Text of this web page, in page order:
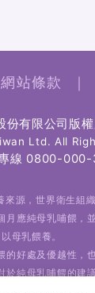
網站條款 ｜
份有限公司版
Ltd. All
線 0800-000-
來源，世界衛生組
月應純母乳哺餵，
以母乳餵養。
的好處及優越性，
於純母乳哺餵的建議